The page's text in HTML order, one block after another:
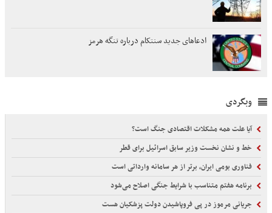
ادعاهای جدید سنتکام درباره تنگه هرمز
وبگردی
آیا علت همه مشکلات اقتصادی جنگ است؟
خط و نشان نخست وزیر سابق اسرائیل برای قطر
فناوری بومی ایران، برتر از هر سامانه وارداتی است
برنامه هفتم متناسب با شرایط جنگی اصلاح می‌شود
جریانی مرموز در پی فروپاشیدن دولت پزشکیان هست